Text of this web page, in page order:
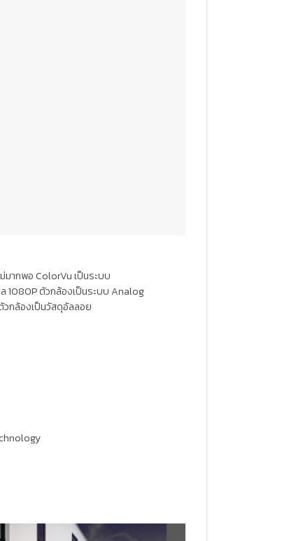
มากพอ ColorVu เป็นระบบ
1080P ตัวกล้องเป็นระบบ Analog
วกล้องเป็นวัสดุอัลลอย